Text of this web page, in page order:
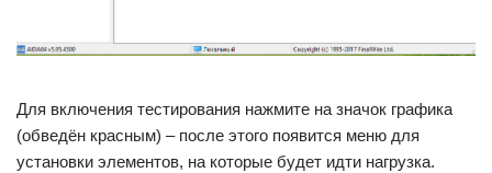
Для включения тестирования нажмите на значок графика
(обведён красным) – после этого появится меню для
установки элементов, на которые будет идти нагрузка.